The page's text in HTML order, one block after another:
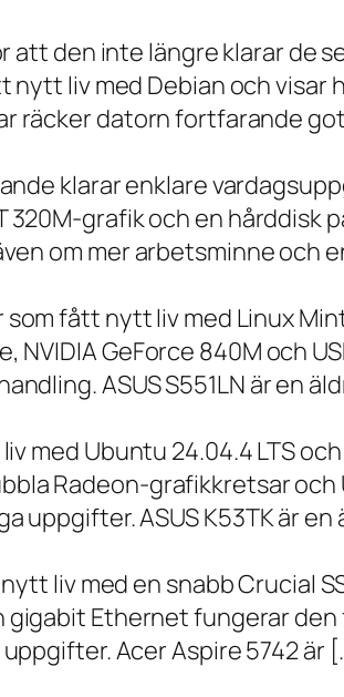
den inte längre klarar de
liv med Debian och visar
räcker datorn fortfarande
klarar enklare
grafik och en hårddisk
om mer arbetsminne och
fått nytt liv med Linux
NVIDIA GeForce 840M och
ASUS S551LN är en
med Ubuntu 24.04.4 LTS
Radeon-grafikkretsar
uppgifter. ASUS K53TK är
liv med en snabb Crucial
gigabit Ethernet fungerar
Acer Aspire 5742 är